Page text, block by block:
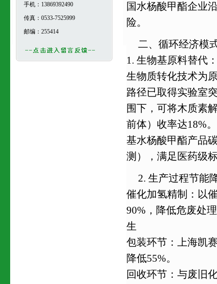
手机：13869392490
传真：0533-7525999
邮编：255414
国水杨酸甲酯企业
险。
二、循环经济模
1. 生物基原料替代
生物质转化技术为
路径已取得实验室
围下，可将木质素
前体）收率达18%
基水杨酸甲酯产品
测），满足医药级
2. 生产过程节能
催化加氢精制：以
90%，降低危废处
生
包装环节：上海凯
降低55%。
回收环节：与废旧